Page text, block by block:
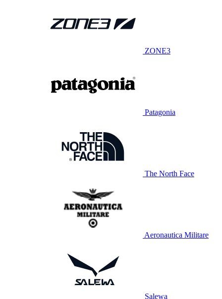
ZONE3
Patagonia
The North Face
Aeronautica Militare
Salewa